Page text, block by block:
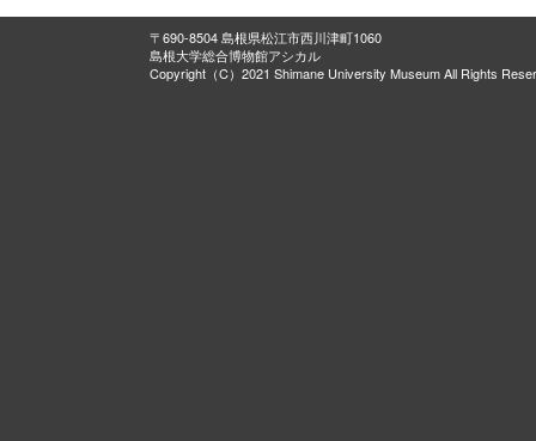
〒690-8504 島根県松江市西川津町1060
島根大学総合博物館アシカル
Copyright（C）2021 Shimane University Museum All Rights